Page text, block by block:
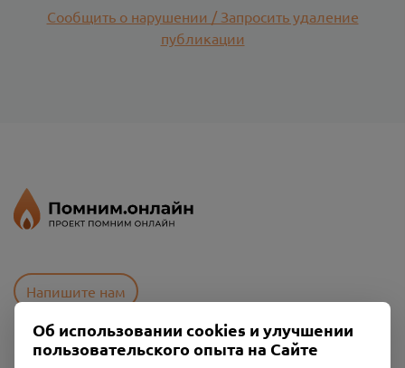
Сообщить о нарушении / Запросить удаление
публикации
Напишите нам
Об использовании cookies и улучшении
пользовательского опыта на Сайте